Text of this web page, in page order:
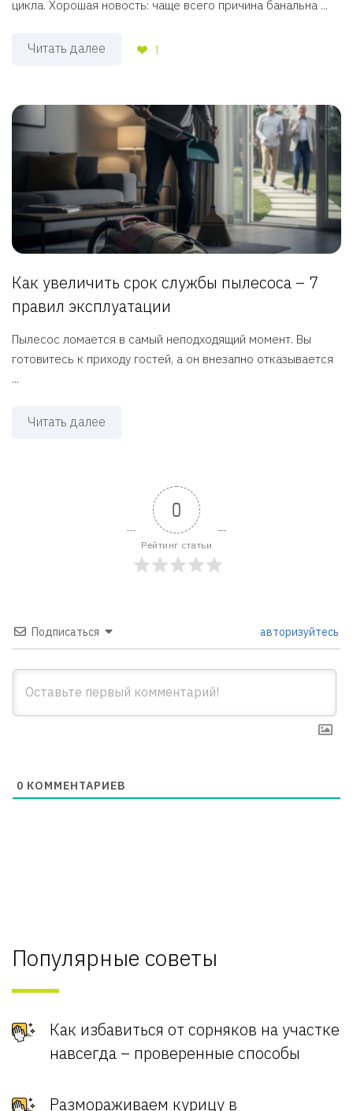
цикла. Хорошая новость: чаще всего причина банальна ...
Читать далее 1
Как увеличить срок службы пылесоса – 7
правил эксплуатации
Пылесос ломается в самый неподходящий момент. Вы
готовитесь к приходу гостей, а он внезапно отказывается
...
Читать далее
0
Рейтинг статьи
Подписаться авторизуйтесь
0 КОММЕНТАРИЕВ
Популярные советы
Как избавиться от сорняков на участке
навсегда – проверенные способы
Размораживаем курицу в